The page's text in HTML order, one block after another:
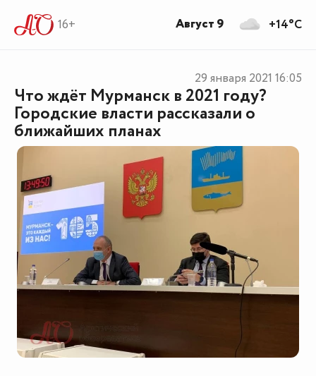
16+
Что ждёт Мурманск в 2021 году?
Городские власти рассказали о
ближайших планах
29 января 2021 16:05
+14°C
Август 9